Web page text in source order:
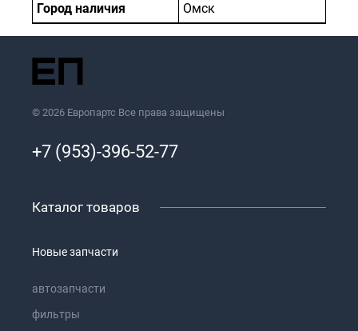
Город наличия
Омск
© 2026 Европартс Все права защищены
+7 (953)-396-52-77
Каталог товаров
Новые запчасти
автозапчасти
фильтры